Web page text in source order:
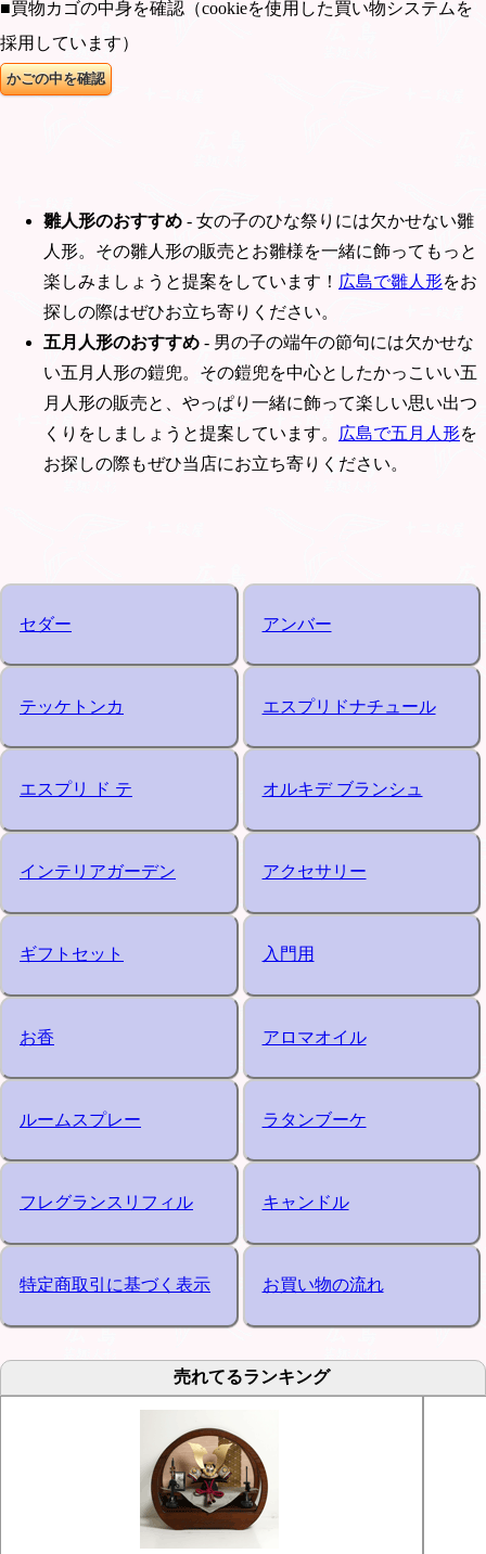
■買物カゴの中身を確認（cookieを使用した買い物システムを
採用しています）
雛人形のおすすめ - 女の子のひな祭りには欠かせない雛
人形。その雛人形の販売とお雛様を一緒に飾ってもっと
楽しみましょうと提案をしています！ 広島で雛人形をお
探しの際はぜひお立ち寄りください。
五月人形のおすすめ - 男の子の端午の節句には欠かせな
い五月人形の鎧兜。その鎧兜を中心としたかっこいい五
月人形の販売と、やっぱり一緒に飾って楽しい思い出つ
くりをしましょうと提案しています。
広島で五月人形を
お探しの際もぜひ当店にお立ち寄りください。
セダー アンバー
テッケトンカ エスプリドナチュール
エスプリ ド テ オルキデ ブランシュ
インテリアガーデン アクセサリー
ギフトセット 入門用
お香 アロマオイル
ルームスプレー ラタンブーケ
フレグランスリフィル キャンドル
特定商取引に基づく表示 お買い物の流れ
売れてるランキング